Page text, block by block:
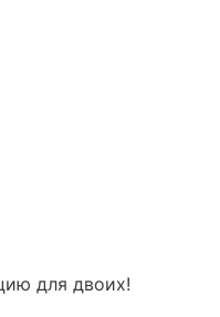
для двоих!